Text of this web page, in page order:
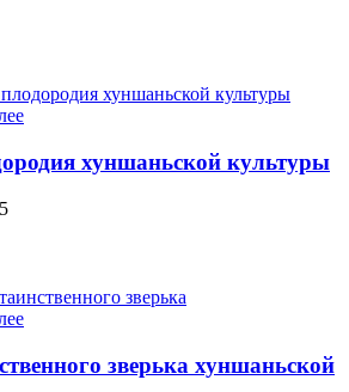
хуншаньской культуры
зверька хуншаньской